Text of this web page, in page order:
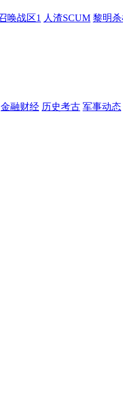
唤战区1 人渣SCUM 黎明
金融财经 历史考古 军事动态